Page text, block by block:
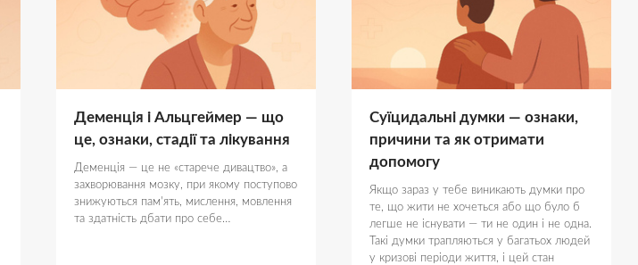
Деменція і Альцгеймер — що
це, ознаки, стадії та лікування
Деменція — це не «старече дивацтво», а
захворювання мозку, при якому поступово
знижуються пам'ять, мислення, мовлення
та здатність дбати про себе…
Суїцидальні думки — ознаки,
причини та як отримати
допомогу
Якщо зараз у тебе виникають думки про
те, що жити не хочеться або що було б
легше не існувати — ти не один і не одна.
Такі думки трапляються у багатьох людей
у кризові періоди життя, і цей стан